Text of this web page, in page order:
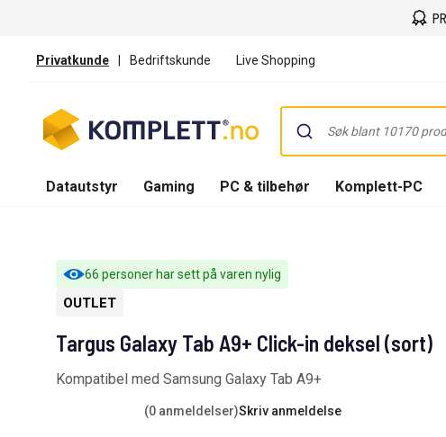
Privatkunde | Bedriftskunde Live Shopping
Datautstyr Gaming PC & tilbehør Komplett-PC
66 personer har sett på varen nylig
OUTLET
Targus Galaxy Tab A9+ Click-in deksel (sort)
Kompatibel med Samsung Galaxy Tab A9+
(0 anmeldelser)Skriv anmeldelse